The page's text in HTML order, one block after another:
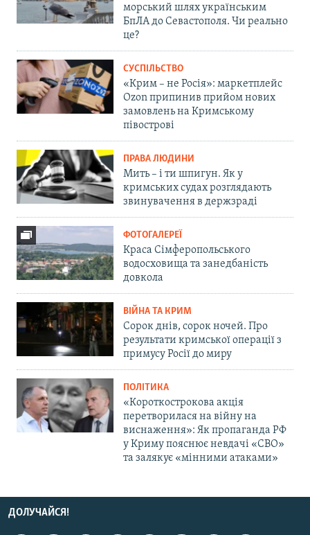
морський шлях українським
БпЛА до Севастополя. Чи реально
це?
СУСПІЛЬСТВО
«Крим – не Росія»: маркетплейс
Ozon припинив прийом нових
замовлень на Кримському
півострові
ПРАВА ЛЮДИНИ
Мить – і ти шпигун. Як у
кримських судах розглядають
звинувачення в держзраді
ФОТОГАЛЕРЕЇ
Краса Сімферопольського
водосховища та занедбаність
довкола
ВІЙНА ТА КРИМ
Сорок днів, сорок ночей. Про
результати кримської операції з
примусу Росії до миру
ПОЛІТИКА
«Короткострокова акція
перетворилася на війну на
виснаження»: Як пропаганда РФ
у Криму пояснює невдачі «СВО»
та залякує «мінними атаками»
ДОЛУЧАЙСЯ!